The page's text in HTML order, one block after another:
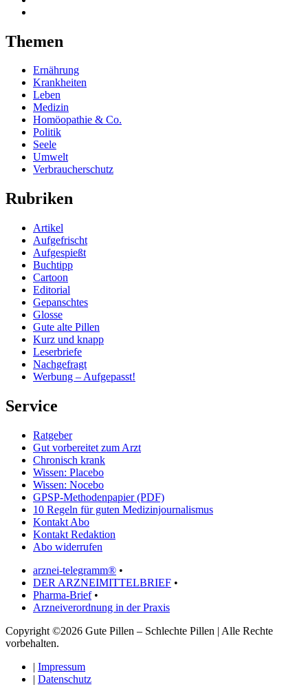
Themen
Ernährung
Krankheiten
Leben
Medizin
Homöopathie & Co.
Politik
Seele
Umwelt
Verbraucherschutz
Rubriken
Artikel
Aufgefrischt
Aufgespießt
Buchtipp
Cartoon
Editorial
Gepanschtes
Glosse
Gute alte Pillen
Kurz und knapp
Leserbriefe
Nachgefragt
Werbung – Aufgepasst!
Service
Ratgeber
Gut vorbereitet zum Arzt
Chronisch krank
Wissen: Placebo
Wissen: Nocebo
GPSP-Methodenpapier (PDF)
10 Regeln für guten Medizinjournalismus
Kontakt Abo
Kontakt Redaktion
Abo widerrufen
arznei-telegramm® •
DER ARZNEIMITTELBRIEF •
Pharma-Brief•
Arzneiverordnung in der Praxis
Copyright ©2026 Gute Pillen – Schlechte Pillen | Alle Rechte
vorbehalten.
| Impressum
| Datenschutz